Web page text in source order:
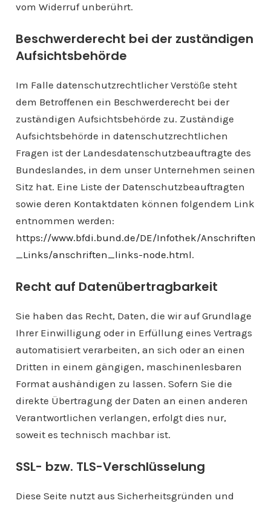
vom Widerruf unberührt.
Beschwerderecht bei der zuständigen
Aufsichtsbehörde
Im Falle datenschutzrechtlicher Verstöße steht
dem Betroffenen ein Beschwerderecht bei der
zuständigen Aufsichtsbehörde zu. Zuständige
Aufsichtsbehörde in datenschutzrechtlichen
Fragen ist der Landesdatenschutzbeauftragte des
Bundeslandes, in dem unser Unternehmen seinen
Sitz hat. Eine Liste der Datenschutzbeauftragten
sowie deren Kontaktdaten können folgendem Link
entnommen werden:
https://www.bfdi.bund.de/DE/Infothek/Anschriften
_Links/anschriften_links-node.html.
Recht auf Datenübertragbarkeit
Sie haben das Recht, Daten, die wir auf Grundlage
Ihrer Einwilligung oder in Erfüllung eines Vertrags
automatisiert verarbeiten, an sich oder an einen
Dritten in einem gängigen, maschinenlesbaren
Format aushändigen zu lassen. Sofern Sie die
direkte Übertragung der Daten an einen anderen
Verantwortlichen verlangen, erfolgt dies nur,
soweit es technisch machbar ist.
SSL- bzw. TLS-Verschlüsselung
Diese Seite nutzt aus Sicherheitsgründen und